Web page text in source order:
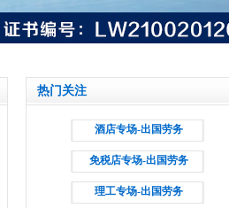
热门关注
酒店专场-出国劳务
免税店专场-出国劳务
理工专场-出国劳务